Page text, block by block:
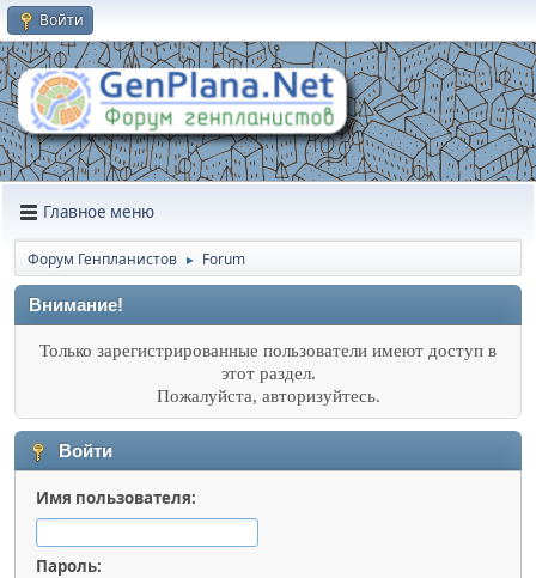
Войти
Главное меню
Форум Генпланистов ► Forum
Внимание!
Только зарегистрированные пользователи имеют доступ в
этот раздел.
Пожалуйста, авторизуйтесь.
Войти
Имя пользователя:
Пароль: